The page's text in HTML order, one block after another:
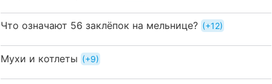
Что означают 56 заклёпок на мельнице? +12
Мухи и котлеты +9